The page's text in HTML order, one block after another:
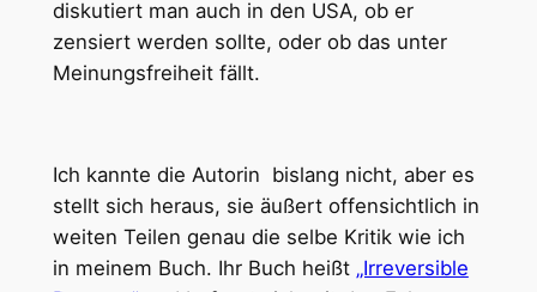
diskutiert man auch in den USA, ob er
zensiert werden sollte, oder ob das unter
Meinungsfreiheit fällt.
Ich kannte die Autorin bislang nicht, aber es
stellt sich heraus, sie äußert offensichtlich in
weiten Teilen genau die selbe Kritik wie ich
in meinem Buch. Ihr Buch heißt „Irreversible